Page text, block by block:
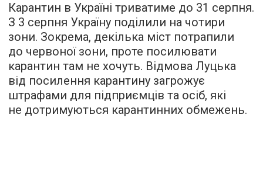
Карантин в Україні триватиме до 31 серпня.
З 3 серпня Україну поділили на чотири
зони. Зокрема, декілька міст потрапили
до червоної зони, проте посилювати
карантин там не хочуть. Відмова Луцька
від посилення карантину загрожує
штрафами для підприємців та осіб, які
не дотримуються карантинних обмежень.